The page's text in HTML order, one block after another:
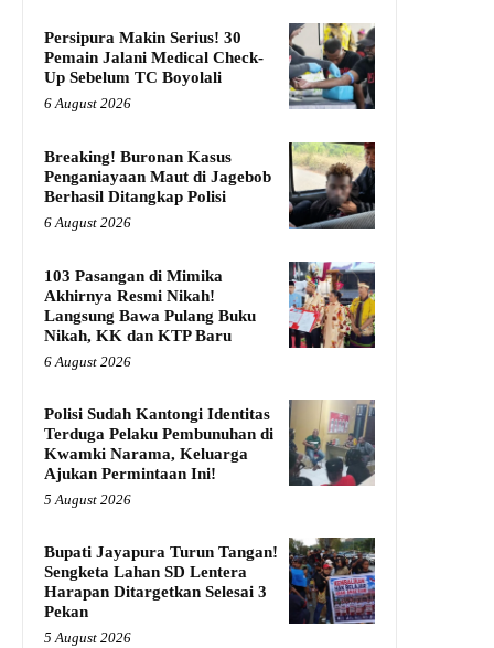
Persipura Makin Serius! 30
Pemain Jalani Medical Check-
Up Sebelum TC Boyolali
6 August 2026
Breaking! Buronan Kasus
Penganiayaan Maut di Jagebob
Berhasil Ditangkap Polisi
6 August 2026
103 Pasangan di Mimika
Akhirnya Resmi Nikah!
Langsung Bawa Pulang Buku
Nikah, KK dan KTP Baru
6 August 2026
Polisi Sudah Kantongi Identitas
Terduga Pelaku Pembunuhan di
Kwamki Narama, Keluarga
Ajukan Permintaan Ini!
5 August 2026
Bupati Jayapura Turun Tangan!
Sengketa Lahan SD Lentera
Harapan Ditargetkan Selesai 3
Pekan
5 August 2026